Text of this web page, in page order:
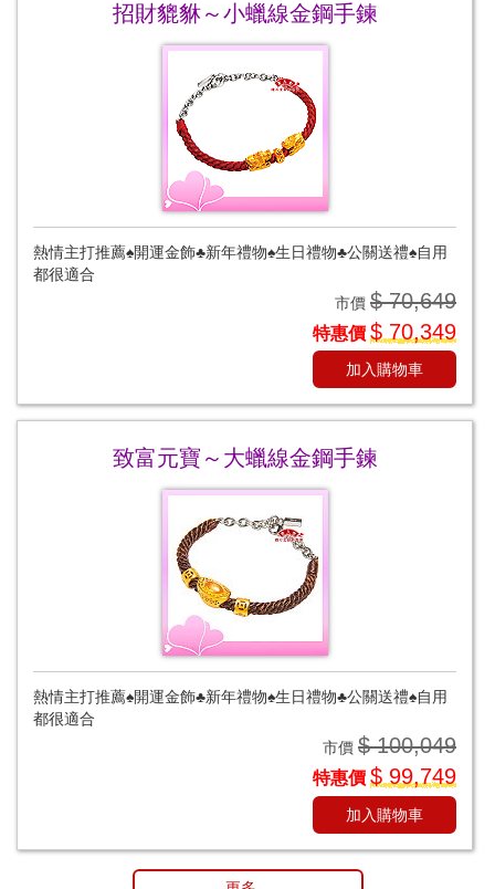
招財貔貅～小蠟線金鋼手鍊
熱情主打推薦♠開運金飾♣新年禮物♠生日禮物♣公關送禮♠自用
都很適合
市價 $ 70,649
特惠價 $ 70,349
加入購物車
致富元寶～大蠟線金鋼手鍊
熱情主打推薦♠開運金飾♣新年禮物♠生日禮物♣公關送禮♠自用
都很適合
市價 $ 100,049
特惠價 $ 99,749
加入購物車